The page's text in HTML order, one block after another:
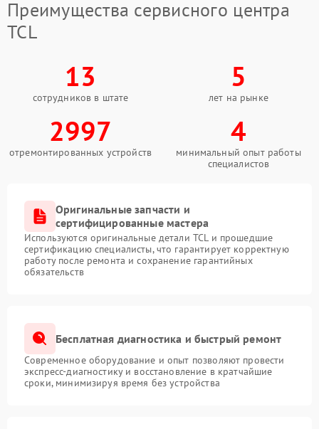
Преимущества сервисного центра
TCL
13
сотрудников в штате
5
лет на рынке
2997
отремонтированных устройств
4
минимальный опыт работы
специалистов
Оригинальные запчасти и
сертифицированные мастера
Используются оригинальные детали TCL и прошедшие
сертификацию специалисты, что гарантирует корректную
работу после ремонта и сохранение гарантийных
обязательств
Бесплатная диагностика и быстрый ремонт
Современное оборудование и опыт позволяют провести
экспресс-диагностику и восстановление в кратчайшие
сроки, минимизируя время без устройства